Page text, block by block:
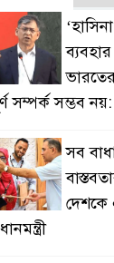
সম্পর্ক সম্ভব নয়:
সব
দেশকে